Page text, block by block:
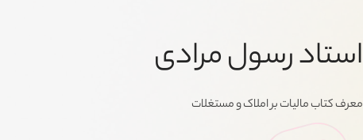
استاد رسول مرادی
معرف کتاب مالیات بر املاک و مستغلات